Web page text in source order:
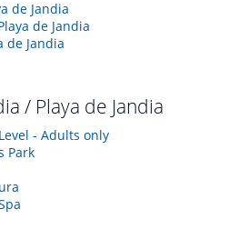
de Jandia
de Jandia
de Jandia
/ Playa de Jandia
- Adults only
Park